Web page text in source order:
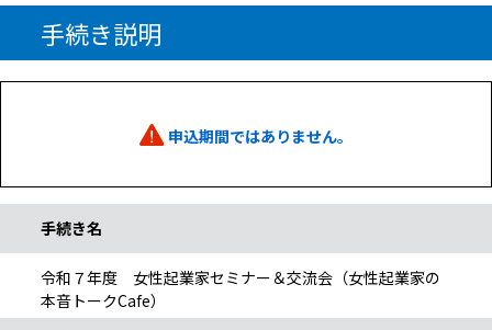
手続き説明
申込期間ではありません。
手続き名
令和７年度 女性起業家セミナー＆交流会（女性起業家の
本音トークCafe）